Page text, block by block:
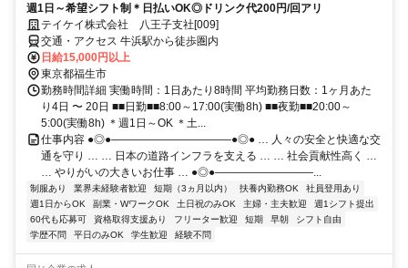
週1日～希望シフト制＊日払いOK◎ドリンク代200円/回アリ
テイケイ株式会社 八王子支社[009]
交通・アクセス 牛浜駅から徒歩圏内
日給15,000円以上
東京都福生市
勤務時間詳細 実働時間：1日あたり8時間 平均勤務日数：1ヶ月あた
り4日 〜 20日 ■■日勤■■8:00～17:00(実働8h) ■■夜勤■■20:00～
5:00(実働8h) ＊週1日～OK ＊土...
仕事内容 ●◎●―――――――――――●◎● … 人々の安全と快適な交
通を守り … … 日本の道路インフラを支える … … 社会貢献性高く …
… やりがいの大きいお仕事 … ●◎●―――――――――...
制服あり 業界未経験者歓迎 短期（3ヵ月以内） 扶養内勤務OK
社員登用あり
週1日からOK
副業・WワークOK 土日祝のみOK 主婦・主夫歓迎
週1シフト提出
60代も応募可
資格取得支援あり フリーター歓迎 短期 早朝
シフト自由
学歴不問
平日のみOK 学生歓迎 経験不問